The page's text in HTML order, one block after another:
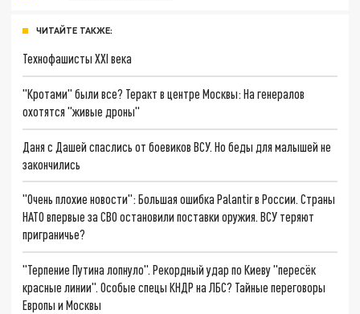
ЧИТАЙТЕ ТАКЖЕ:
Технофашисты XXI века
"Кротами" были все? Теракт в центре Москвы: На генералов
охотятся "живые дроны"
Даня с Дашей спаслись от боевиков ВСУ. Но беды для малышей не
закончились
"Очень плохие новости": Большая ошибка Palantir в России. Страны
НАТО впервые за СВО остановили поставки оружия. ВСУ теряют
приграничье?
"Терпение Путина лопнуло". Рекордный удар по Киеву "пересёк
красные линии". Особые спецы КНДР на ЛБС? Тайные переговоры
Европы и Москвы